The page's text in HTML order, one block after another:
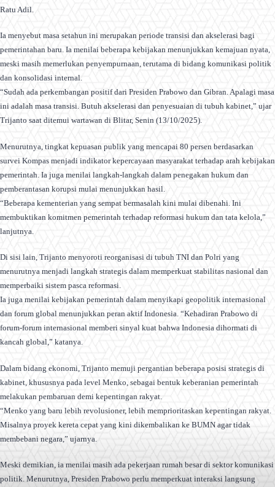
Ratu Adil.
Ia menyebut masa setahun ini merupakan periode transisi dan akselerasi bagi
pemerintahan baru. Ia menilai beberapa kebijakan menunjukkan kemajuan nyata,
meski masih memerlukan penyempurnaan, terutama di bidang komunikasi politik
dan konsolidasi internal.
“Sudah ada perkembangan positif dari Presiden Prabowo dan Gibran. Apalagi masa
ini adalah masa transisi. Butuh akselerasi dan penyesuaian di tubuh kabinet,” ujar
Trijanto saat ditemui wartawan di Blitar, Senin (13/10/2025).
Menurutnya, tingkat kepuasan publik yang mencapai 80 persen berdasarkan
survei Kompas menjadi indikator kepercayaan masyarakat terhadap arah kebijakan
pemerintah. Ia juga menilai langkah-langkah dalam penegakan hukum dan
pemberantasan korupsi mulai menunjukkan hasil.
“Beberapa kementerian yang sempat bermasalah kini mulai dibenahi. Ini
membuktikan komitmen pemerintah terhadap reformasi hukum dan tata kelola,”
lanjutnya.
Di sisi lain, Trijanto menyoroti reorganisasi di tubuh TNI dan Polri yang
menurutnya menjadi langkah strategis dalam memperkuat stabilitas nasional dan
memperbaiki sistem pasca reformasi.
Ia juga menilai kebijakan pemerintah dalam menyikapi geopolitik internasional
dan forum global menunjukkan peran aktif Indonesia. “Kehadiran Prabowo di
forum-forum internasional memberi sinyal kuat bahwa Indonesia dihormati di
kancah global,” katanya.
Dalam bidang ekonomi, Trijanto memuji pergantian beberapa posisi strategis di
kabinet, khususnya pada level Menko, sebagai bentuk keberanian pemerintah
melakukan pembaruan demi kepentingan rakyat.
“Menko yang baru lebih revolusioner, lebih memprioritaskan kepentingan rakyat.
Misalnya proyek kereta cepat yang kini dikembalikan ke BUMN agar tidak
membebani negara,” ujarnya.
Meski demikian, ia menilai masih ada pekerjaan rumah besar di sektor komunikasi
politik. Menurutnya, Presiden Prabowo perlu memperkuat interaksi langsung